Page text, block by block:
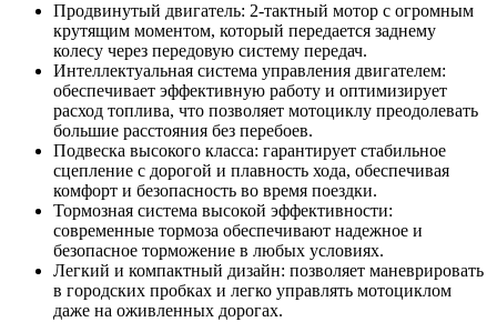
Продвинутый двигатель: 2-тактный мотор с огромным
крутящим моментом, который передается заднему
колесу через передовую систему передач.
Интеллектуальная система управления двигателем:
обеспечивает эффективную работу и оптимизирует
расход топлива, что позволяет мотоциклу преодолевать
большие расстояния без перебоев.
Подвеска высокого класса: гарантирует стабильное
сцепление с дорогой и плавность хода, обеспечивая
комфорт и безопасность во время поездки.
Тормозная система высокой эффективности:
современные тормоза обеспечивают надежное и
безопасное торможение в любых условиях.
Легкий и компактный дизайн: позволяет маневрировать
в городских пробках и легко управлять мотоциклом
даже на оживленных дорогах.